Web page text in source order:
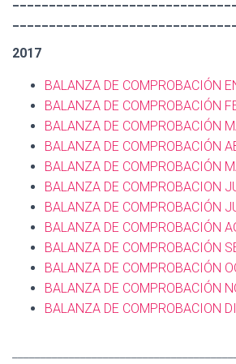
2017
BALANZA DE COMPROBACIÓN
BALANZA DE COMPROBACIÓN
BALANZA DE COMPROBACIÓN
BALANZA DE COMPROBACIÓN
BALANZA DE COMPROBACIÓN
BALANZA DE COMPROBACION
BALANZA DE COMPROBACIÓN
BALANZA DE COMPROBACIÓN
BALANZA DE COMPROBACIÓN
BALANZA DE COMPROBACIÓN
BALANZA DE COMPROBACIÓN
BALANZA DE COMPROBACION